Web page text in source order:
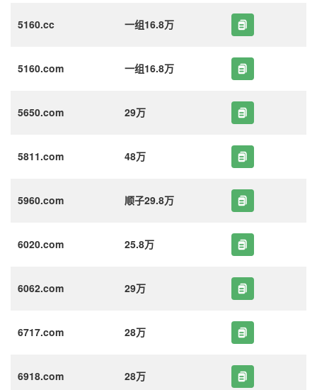
5160.cc 一组16.8万
5160.com 一组16.8万
5650.com 29万
5811.com 48万
5960.com 顺子29.8万
6020.com 25.8万
6062.com 29万
6717.com 28万
6918.com 28万